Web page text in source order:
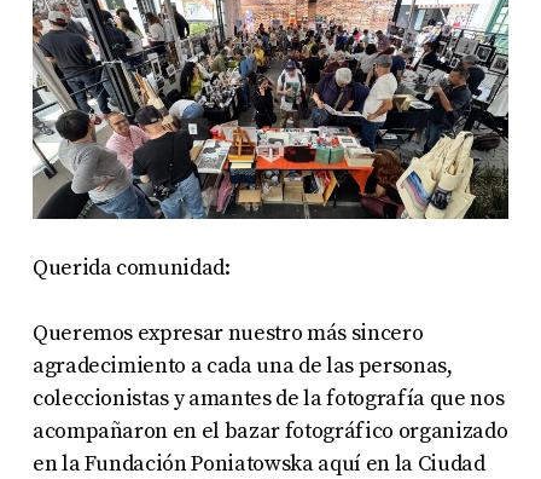
Querida comunidad:
Queremos expresar nuestro más sincero
agradecimiento a cada una de las personas,
coleccionistas y amantes de la fotografía que nos
acompañaron en el bazar fotográfico organizado
en la Fundación Poniatowska aquí en la Ciudad